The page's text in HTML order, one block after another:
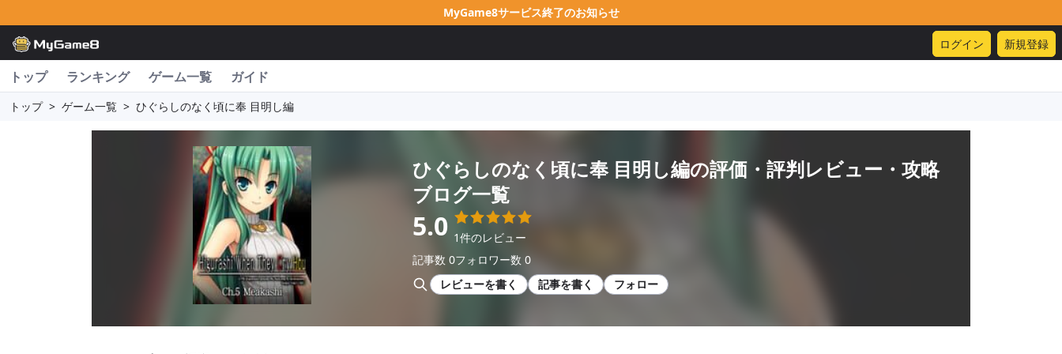
MyGame8サービス終了のお知らせ
ログイン 新規登録
トップ ランキング ゲーム一覧 ガイド
トップ > ゲーム一覧 > ひぐらしのなく頃に奉 目明し編
ひぐらしのなく頃に奉 目明し編の評価・評判レビュー・攻略
ブログ一覧
5.0 1件のレビュー
記事数 0フォロワー数 0
レビューを書く
記事を書く フォロー